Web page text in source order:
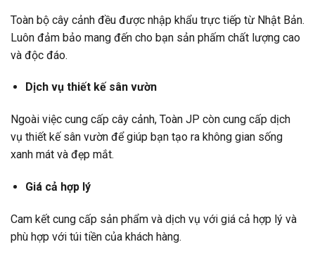
Toàn bộ cây cảnh đều được nhập khẩu trực tiếp từ Nhật Bản.
Luôn đảm bảo mang đến cho bạn sản phấm chất lượng cao
và độc đáo.
Dịch vụ thiết kế sân vườn
Ngoài việc cung cấp cây cảnh, Toàn JP còn cung cấp dịch
vụ thiết kế sân vườn để giúp bạn tạo ra không gian sống
xanh mát và đẹp mắt.
Giá cả hợp lý
Cam kết cung cấp sản phẩm và dịch vụ với giá cả hợp lý và
phù hợp với túi tiền của khách hàng.